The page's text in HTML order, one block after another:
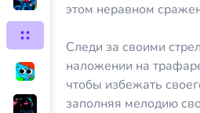
этом неравном
Следи за своими
наложении на
чтобы избежать
заполняя мелодию